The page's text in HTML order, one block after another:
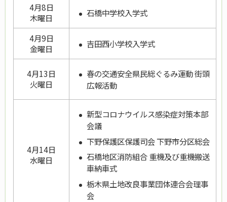
4月8日
木曜日
石橋中学校入学式
4月9日
金曜日
吉田西小学校入学式
4月13日
火曜日
春の交通安全県民総ぐるみ運動 街頭
広報活動
4月14日
水曜日
新型コロナウイルス感染症対策本部
会議
下野保護区保護司会 下野市分区総会
石橋地区消防組合 重機及び重機搬送
車納車式
栃木県土地改良事業団体連合会理事
会